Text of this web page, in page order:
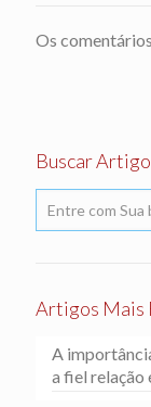
Os
Buscar Artigo
Artigos Mais
A
a fiel relação